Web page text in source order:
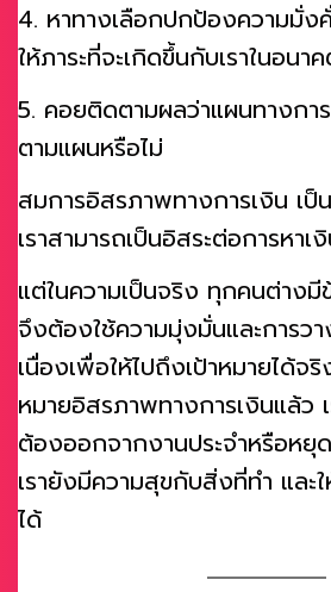
4. หาทางเลือกปกป้องความมั่ง
ให้ภาระที่จะเกิดขึ้นกับเราในอนา
5. คอยติดตามผลว่าแผนทางการ
ตามแผนหรือไม่
สมการอิสรภาพทางการเงิน เ
เราสามารถเป็นอิสระต่อการหาเ
แต่ในความเป็นจริง ทุกคนต่าง
จึงต้องใช้ความมุ่งมั่นและการว
เนื่องเพื่อให้ไปถึงเป้าหมายได้จ
หมายอิสรภาพทางการเงินแล้ว เ
ต้องออกจากงานประจำหรือหยุ
เรายังมีความสุขกับสิ่งที่ทำ และ
ได้